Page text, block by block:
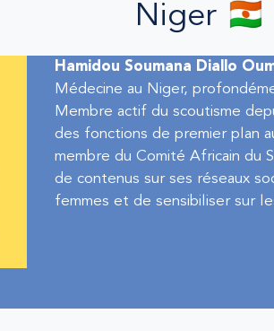
Niger 🇳🇪
Hamidou Soumana Diallo
Médecine au Niger,
Membre actif du scoutisme
des fonctions de premier plan
membre du Comité Africain du
de contenus sur ses réseaux
femmes et de sensibiliser sur